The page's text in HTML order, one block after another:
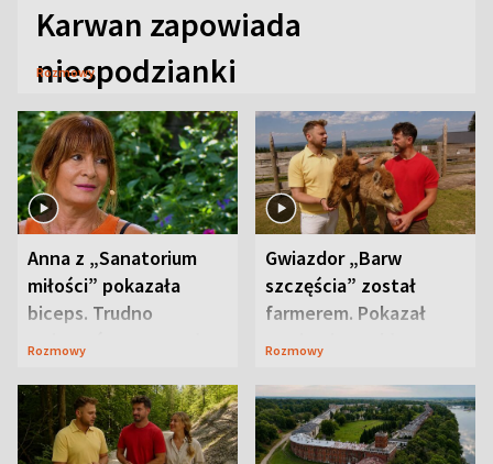
Karwan zapowiada
niespodzianki
Rozmowy
Anna z „Sanatorium
miłości” pokazała
biceps. Trudno
uwierzyć, co przeszła
Rozmowy
Gwiazdor „Barw
szczęścia” został
farmerem. Pokazał
swoje niezwykłe
Rozmowy